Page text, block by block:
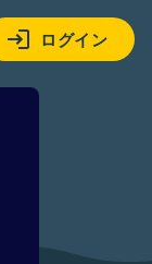
ログイン